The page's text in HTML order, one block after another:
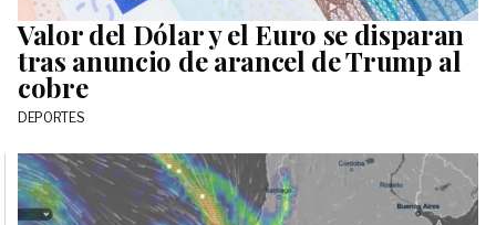
Valor del Dólar y el Euro se disparan
tras anuncio de arancel de Trump al
cobre
DEPORTES